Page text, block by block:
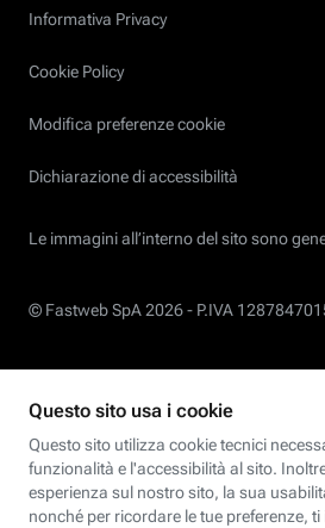
Informativa Privacy
Cookie Policy
Modifica preferenze cookie
Dichiarazione di accessibilità
Le immagini all’interno del sito sono
© Fastweb SpA 2026 - P.IVA